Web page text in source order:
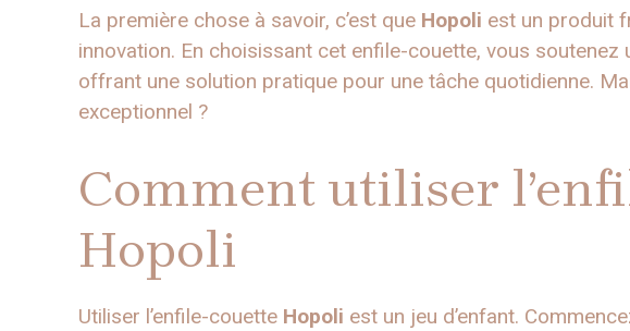
La première chose à savoir, c’est que Hopoli est un produit
innovation. En choisissant cet enfile-couette, vous
offrant une solution pratique pour une tâche quotidienne.
exceptionnel ?
Comment utiliser
Hopoli
Utiliser l’enfile-couette Hopoli est un jeu d’enfant.